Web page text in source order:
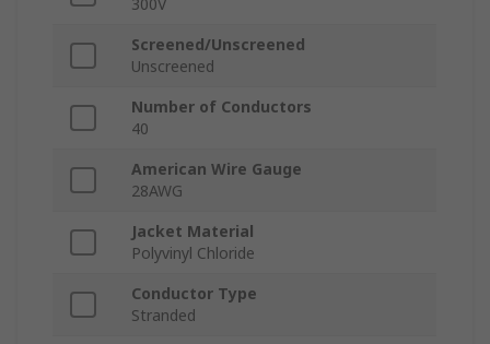
300V
Screened/Unscreened
Unscreened
Number of Conductors
40
American Wire Gauge
28AWG
Jacket Material
Polyvinyl Chloride
Conductor Type
Stranded